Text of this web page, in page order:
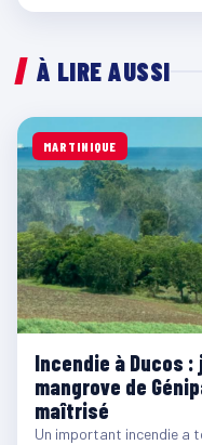
À LIRE AUSSI
MARTINIQUE
Incendie à Ducos
mangrove de
maîtrisé
Un important incendie a